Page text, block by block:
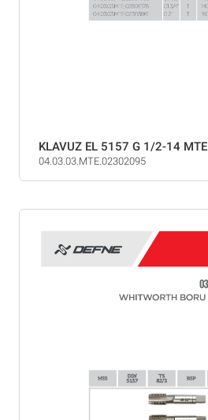
KLAVUZ EL 5157 G 1/2-14 MTE
04.03.03.MTE.02302095